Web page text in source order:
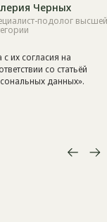
подолог высшей
Черных
их согласия на
со статьёй
данных».